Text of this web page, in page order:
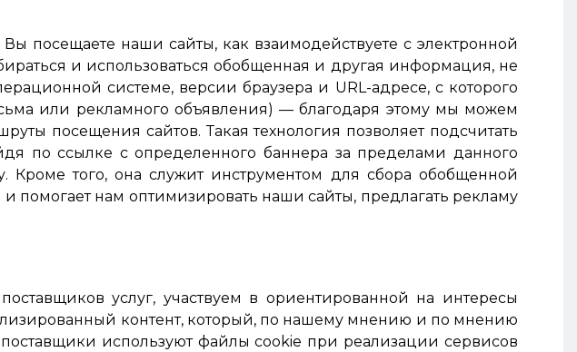
посещаете наши сайты, как взаимодействуете с электронной
и использоваться обобщенная и другая информация, не
системе, версии браузера и URL-адресе, с которого
или рекламного объявления) — благодаря этому мы можем
посещения сайтов. Такая технология позволяет подсчитать
по ссылке с определенного баннера за пределами данного
того, она служит инструментом для сбора обобщенной
помогает нам оптимизировать наши сайты, предлагать рекламу
услуг, участвуем в ориентированной на интересы
контент, который, по нашему мнению и по мнению
используют файлы cookie при реализации сервисов